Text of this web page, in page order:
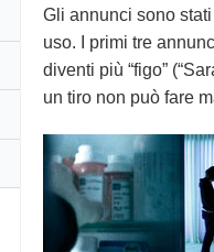
Gli annunci sono
uso. I primi tre
diventi più “figo”
un tiro non può fare